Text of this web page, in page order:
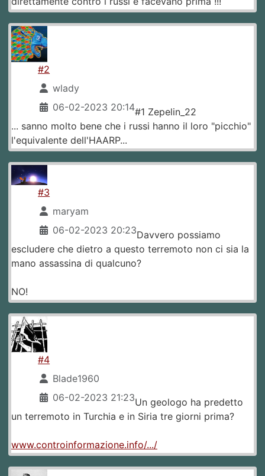
#2
wlady
06-02-2023 20:14#1 Zepelin_22
... sanno molto bene che i russi hanno il loro "picchio"
l'equivalente dell'HAARP...
#3
maryam
06-02-2023 20:23Davvero possiamo
escludere che dietro a questo terremoto non ci sia la
mano assassina di qualcuno?
NO!
#4
Blade1960
06-02-2023 21:23Un geologo ha predetto
un terremoto in Turchia e in Siria tre giorni prima?
www.controinformazione.info/.../